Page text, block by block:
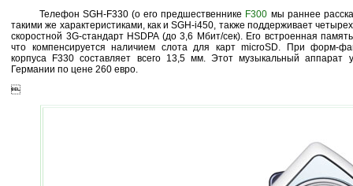
Телефон SGH-F330 (о его предшественнике F300 мы раннее
такими же характеристиками, как и SGH-i450, также поддерживает
скоростной 3G-стандарт HSDPA (до 3,6 Мбит/сек). Его встроенная
что компенсируется наличием слота для карт microSD. При форм-
корпуса F330 составляет всего 13,5 мм. Этот музыкальный аппарат
Германии по цене 260 евро.
